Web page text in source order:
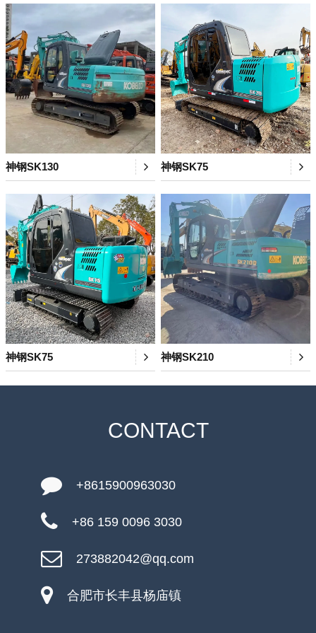
神钢SK130 神钢SK75
神钢SK75 神钢SK210
CONTACT
+8615900963030
+86 159 0096 3030
273882042@qq.com
合肥市长丰县杨庙镇